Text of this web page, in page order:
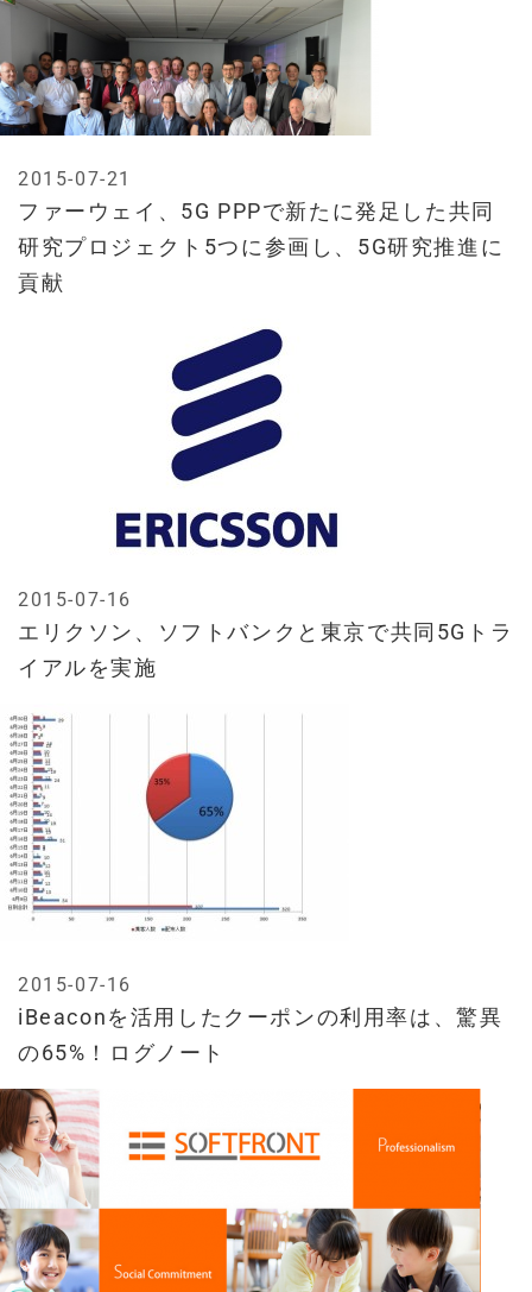
ファーウェイ、5G PPPで新たに発足した共同
研究プロジェクト5つに参画し、5G研究推進に
貢献
2015-07-21
エリクソン、ソフトバンクと東京で共同5Gトラ
イアルを実施
2015-07-16
iBeaconを活用したクーポンの利用率は、驚異
の65%！ログノート
2015-07-16